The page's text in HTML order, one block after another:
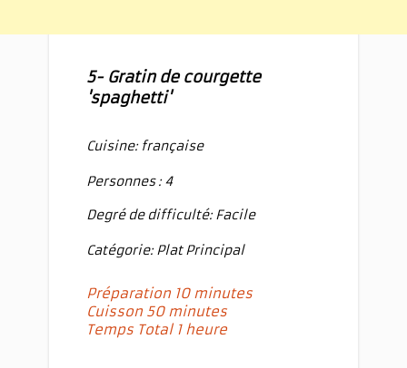
5- Gratin de courgette
'spaghetti'
Cuisine: française
Personnes : 4
Degré de difficulté: Facile
Catégorie: Plat Principal
Préparation 10 minutes
Cuisson 50 minutes
Temps Total 1 heure